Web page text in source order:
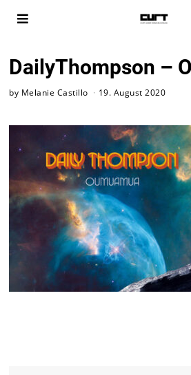
DailyThompson –
by Melanie Castillo 19. August 2020